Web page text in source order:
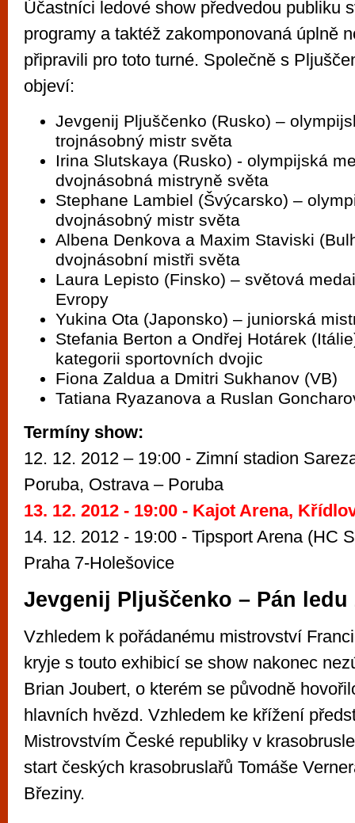
Účastníci ledové show předvedou publiku
programy a taktéž zakomponovaná úplně
připravili pro toto turné. Společně s
objeví:
Jevgenij Pljuščenko (Rusko) –
trojnásobný mistr světa
Irina Slutskaya (Rusko) - olympijská
dvojnásobná mistryně světa
Stephane Lambiel (Švýcarsko) –
dvojnásobný mistr světa
Albena Denkova a Maxim Staviski
dvojnásobní mistři světa
Laura Lepisto (Finsko) – světová
Evropy
Yukina Ota (Japonsko) – juniorská
Stefania Berton a Ondřej Hotárek
kategorii sportovních dvojic
Fiona Zaldua a Dmitri Sukhanov (VB)
Tatiana Ryazanova a Ruslan
Termíny show:
12. 12. 2012 – 19:00 - Zimní stadion
Poruba, Ostrava – Poruba
13. 12. 2012 - 19:00 - Kajot Arena,
14. 12. 2012 - 19:00 - Tipsport Arena (HC
Praha 7-Holešovice
Jevgenij Pljuščenko – Pán ledu
Vzhledem k pořádanému mistrovství
kryje s touto exhibicí se show nakonec
Brian Joubert, o kterém se původně
hlavních hvězd. Vzhledem ke křížení
Mistrovstvím České republiky v
start českých krasobruslařů Tomáše
Březiny.